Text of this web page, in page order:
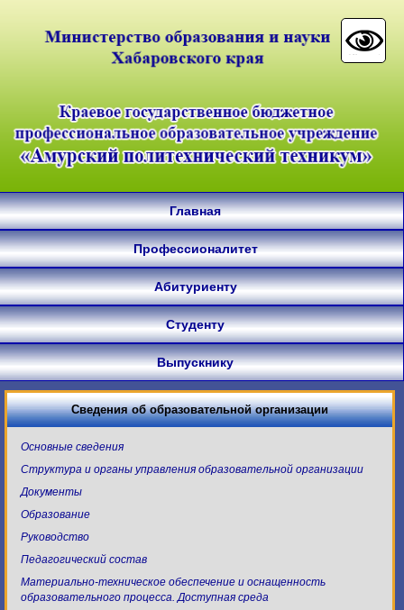
Главная
Профессионалитет
Абитуриенту
Студенту
Выпускнику
Сведения об образовательной организации
Основные сведения
Структура и органы управления образовательной организации
Документы
Образование
Руководство
Педагогический состав
Материально-техническое обеспечение и оснащенность
образовательного процесса. Доступная среда